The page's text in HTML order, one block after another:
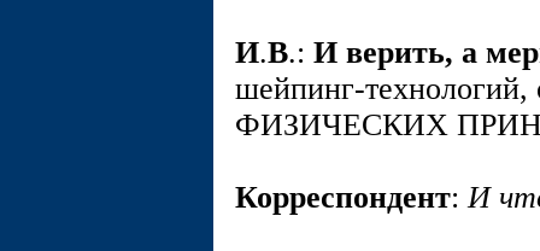
И.В.: И верить, а
шейпинг-
ФИЗИЧЕСКИХ
Корреспондент:И